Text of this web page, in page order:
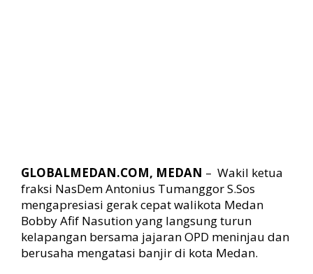
B
a
n
j
r
J
GLOBALMEDAN.COM, MEDAN – Wakil ketua
fraksi NasDem Antonius Tumanggor S.Sos
mengapresiasi gerak cepat walikota Medan
Bobby Afif Nasution yang langsung turun
kelapangan bersama jajaran OPD meninjau dan
berusaha mengatasi banjir di kota Medan.